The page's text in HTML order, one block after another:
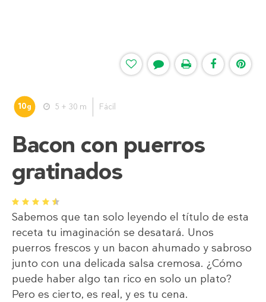
10g 5 + 30 m Fácil
Bacon con puerros
gratinados
1 2 3 4 5
Sabemos que tan solo leyendo el título de esta
receta tu imaginación se desatará. Unos
puerros frescos y un bacon ahumado y sabroso
junto con una delicada salsa cremosa. ¿Cómo
puede haber algo tan rico en solo un plato?
Pero es cierto, es real, y es tu cena.